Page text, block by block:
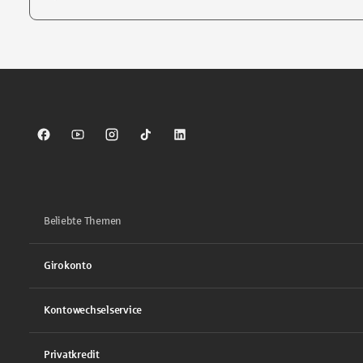
Sparkasse auf Facebook
Sparkasse auf Youtube
Sparkasse auf Instagram
Sparkasse auf TikTok
Sparkasse auf LinkedIn
Beliebte Themen
Girokonto
Kontowechselservice
Privatkredit